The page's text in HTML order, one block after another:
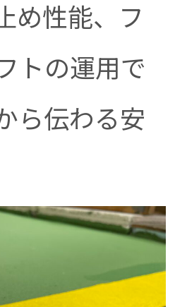
め性能、フ
トの運用で
ら伝わる安